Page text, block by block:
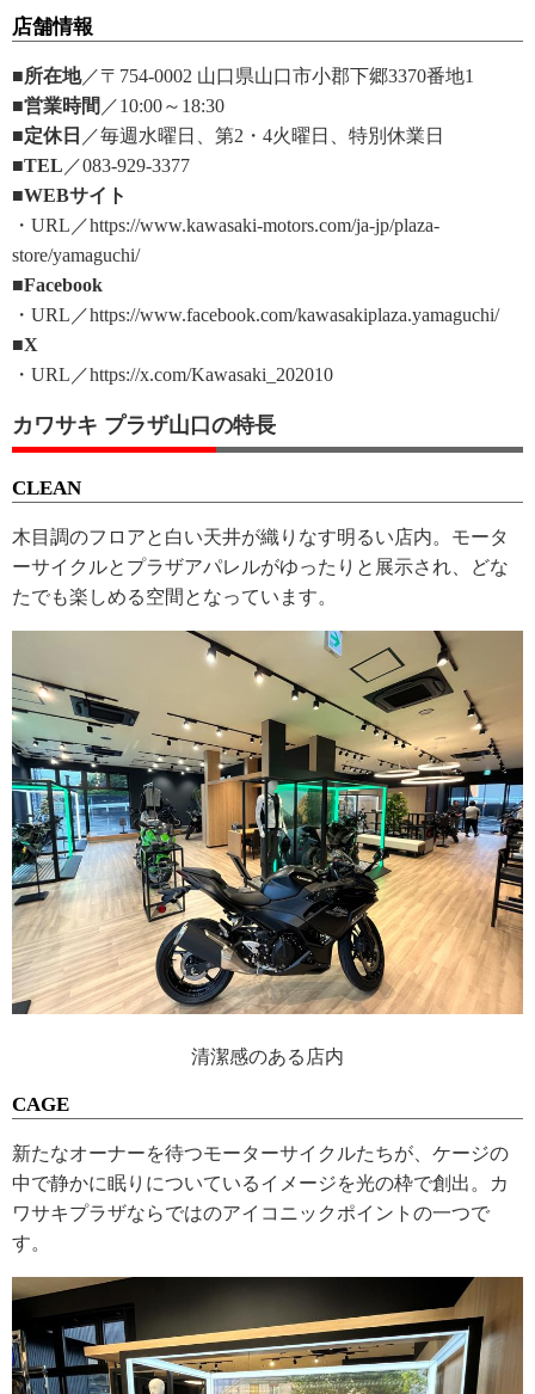
店舗情報
■所在地／〒754-0002 山口県山口市小郡下郷3370番地1
■営業時間 ／10:00～18:30
■定休日 ／毎週水曜日、第2・4火曜日、特別休業日
■TEL ／083-929-3377
■WEBサイト
・URL／https://www.kawasaki-motors.com/ja-jp/plaza-
store/yamaguchi/
■Facebook
・URL／https://www.facebook.com/kawasakiplaza.yamaguchi/
■X
・URL／https://x.com/Kawasaki_202010
カワサキ プラザ山口の特長
CLEAN
木目調のフロアと白い天井が織りなす明るい店内。モータ
ーサイクルとプラザアパレルがゆったりと展示され、どな
たでも楽しめる空間となっています。
清潔感のある店内
CAGE
新たなオーナーを待つモーターサイクルたちが、ケージの
中で静かに眠りについているイメージを光の枠で創出。カ
ワサキプラザならではのアイコニックポイントの一つで
す。